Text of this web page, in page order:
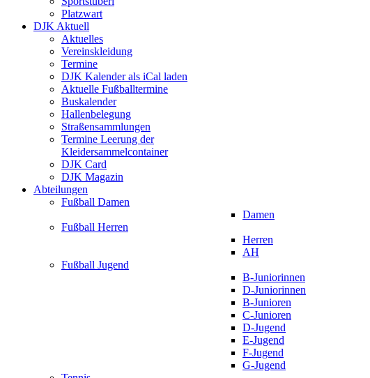
Platzwart
DJK Aktuell
Aktuelles
Vereinskleidung
Termine
DJK Kalender als iCal laden
Aktuelle Fußballtermine
Buskalender
Hallenbelegung
Straßensammlungen
Termine Leerung der
Kleidersammelcontainer
DJK Card
DJK Magazin
Abteilungen
Fußball Damen
Damen
Fußball Herren
Herren
AH
Fußball Jugend
B-Juniorinnen
D-Juniorinnen
B-Junioren
C-Junioren
D-Jugend
E-Jugend
F-Jugend
G-Jugend